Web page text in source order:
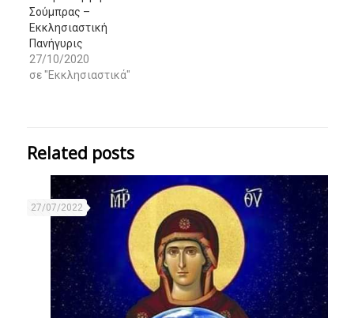
Σούμπρας –
Εκκλησιαστική
Πανήγυρις
27/10/2020
σε "Εκκλησιαστικά"
Related posts
27/07/2022